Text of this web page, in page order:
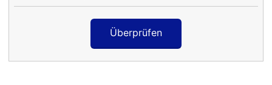
Überprüfen